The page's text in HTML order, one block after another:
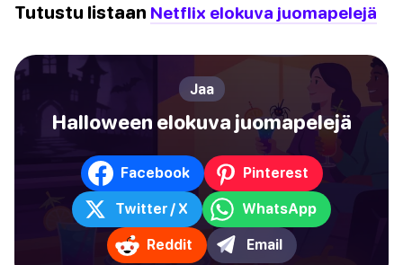
Tutustu listaan Netflix elokuva juomapelejä
Jaa
Halloween elokuva juomapelejä
Facebook Pinterest
Twitter / X WhatsApp
Reddit Email